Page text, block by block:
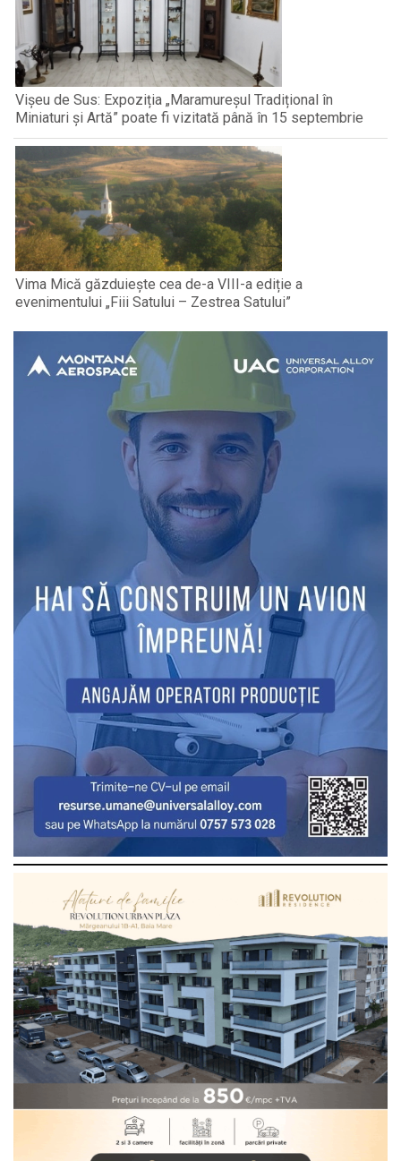
Vișeu de Sus: Expoziția „Maramureșul Tradițional în
Miniaturi și Artă” poate fi vizitată până în 15 septembrie
Vima Mică găzduiește cea de-a VIII-a ediție a
evenimentului „Fiii Satului – Zestrea Satului”